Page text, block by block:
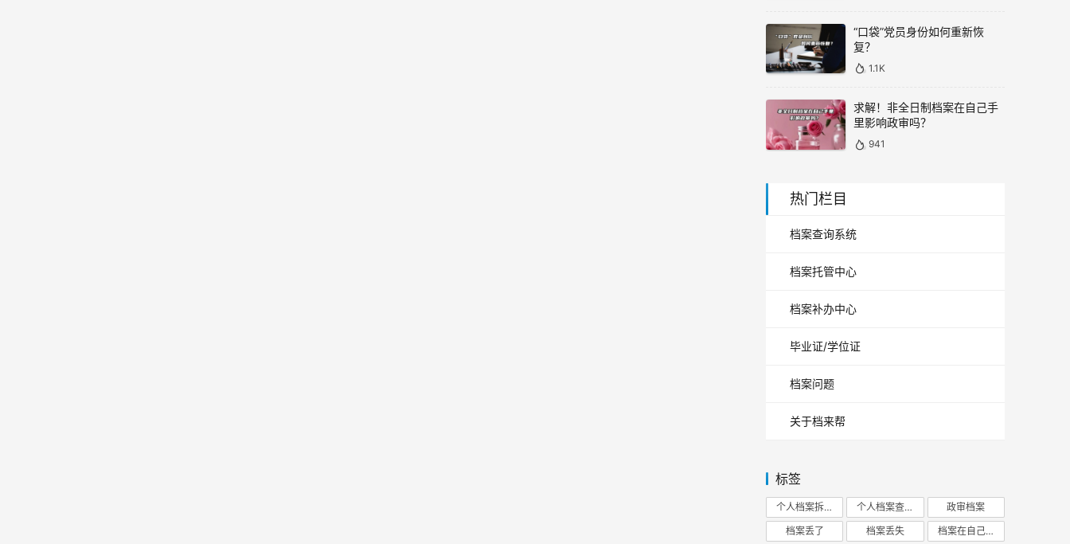
“口袋”党员身份如何重新恢
复？
1.1K
求解！非全日制档案在自己手
里影响政审吗？
941
热门栏目
档案查询系统
档案托管中心
档案补办中心
毕业证/学位证
档案问题
关于档来帮
标签
个人档案拆开 个人档案查询 政审档案
档案丢了 档案丢失 档案在自己手里